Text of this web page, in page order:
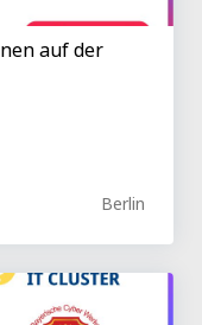
auf der
Berlin